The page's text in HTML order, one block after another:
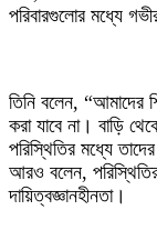
পরিবারগুলোর মধ্যে
‎তিনি বলেন, “আমাদের
করা যাবে না। বাড়ি
পরিস্থিতির মধ্যে
আরও বলেন,
দায়িত্বজ্ঞানহীনতা।